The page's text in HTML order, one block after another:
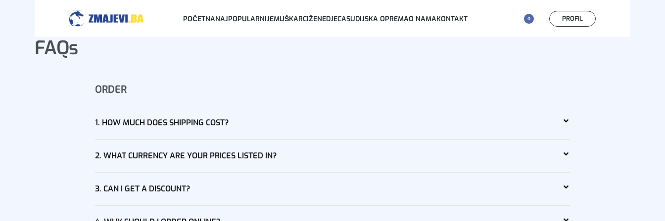
POČETNANAJPOPULARNIJEMUŠKARCIŽENEDJECASUDIJSKA OPREMAO NAMAKONTAKT 0 PROFIL
FAQs
ORDER
1. HOW MUCH DOES SHIPPING COST?
2. WHAT CURRENCY ARE YOUR PRICES LISTED IN?
3. CAN I GET A DISCOUNT?